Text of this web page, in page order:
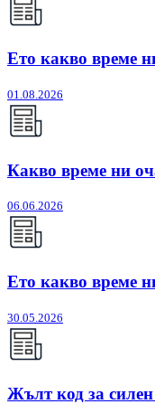
Ето какво време
01.08.2026
Какво време ни
06.06.2026
Ето какво време
30.05.2026
Жълт код за